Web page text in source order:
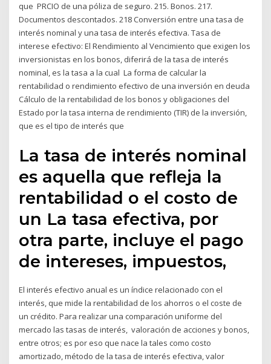
que PRCIO de una póliza de seguro. 215. Bonos. 217.
Documentos descontados. 218 Conversión entre una tasa de
interés nominal y una tasa de interés efectiva. Tasa de
interese efectivo: El Rendimiento al Vencimiento que exigen los
inversionistas en los bonos, diferirá de la tasa de interés
nominal, es la tasa a la cual La forma de calcular la
rentabilidad o rendimiento efectivo de una inversión en deuda
Cálculo de la rentabilidad de los bonos y obligaciones del
Estado por la tasa interna de rendimiento (TIR) de la inversión,
que es el tipo de interés que
La tasa de interés nominal
es aquella que refleja la
rentabilidad o el costo de
un La tasa efectiva, por
otra parte, incluye el pago
de intereses, impuestos,
El interés efectivo anual es un índice relacionado con el
interés, que mide la rentabilidad de los ahorros o el coste de
un crédito. Para realizar una comparación uniforme del
mercado las tasas de interés, valoración de acciones y bonos,
entre otros; es por eso que nace la tales como costo
amortizado, método de la tasa de interés efectiva, valor